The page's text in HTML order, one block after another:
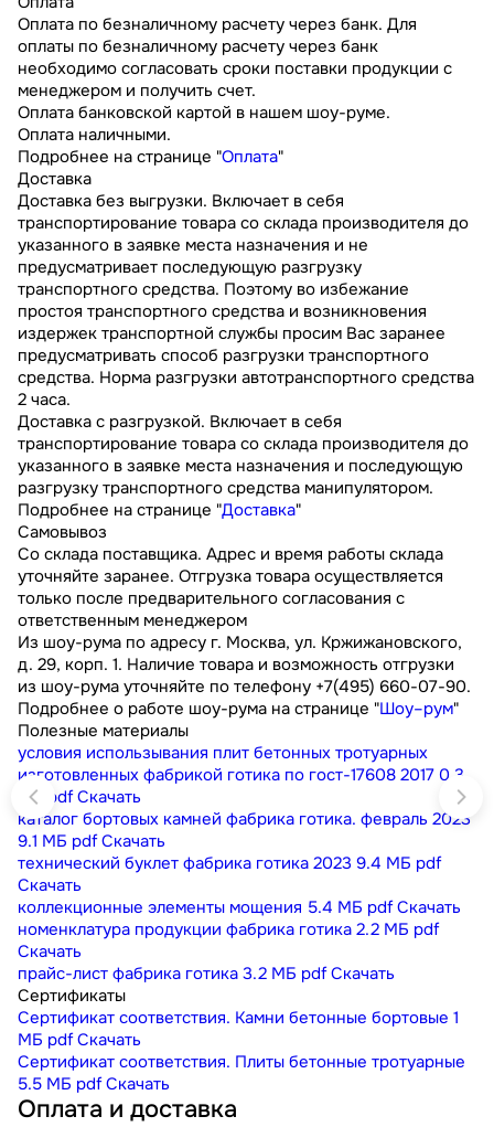
Оплата по безналичному расчету через банк. Для
оплаты по безналичному расчету через банк
необходимо согласовать сроки поставки продукции с
менеджером и получить счет.
Оплата банковской картой в нашем шоу-руме.
Оплата наличными.
Подробнее на странице "Оплата"
Доставка
Доставка без выгрузки. Включает в себя
транспортирование товара со склада производителя до
указанного в заявке места назначения и не
предусматривает последующую разгрузку
транспортного средства. Поэтому во избежание
простоя транспортного средства и возникновения
издержек транспортной службы просим Вас заранее
предусматривать способ разгрузки транспортного
средства. Норма разгрузки автотранспортного средства
2 часа.
Доставка с разгрузкой. Включает в себя
транспортирование товара со склада производителя до
указанного в заявке места назначения и последующую
разгрузку транспортного средства манипулятором.
Подробнее на странице "Доставка"
Самовывоз
Со склада поставщика. Адрес и время работы склада
уточняйте заранее. Отгрузка товара осуществляется
только после предварительного согласования с
ответственным менеджером
Из шоу-рума по адресу г. Москва, ул. Кржижановского,
д. 29, корп. 1. Наличие товара и возможность отгрузки
из шоу-рума уточняйте по телефону +7(495) 660-07-90.
Подробнее о работе шоу-рума на странице "Шоу–рум"
Полезные материалы
условия использывания плит бетонных тротуарных
изготовленных фабрикой готика по гост-17608 2017 0.3
МБ
pdf Скачать
каталог бортовых камней фабрика готика. февраль 2023
9.1 МБ pdf Скачать
технический буклет фабрика готика 2023 9.4 МБ pdf
Скачать
коллекционные элементы мощения 5.4 МБ pdf Скачать
номенклатура продукции фабрика готика 2.2 МБ pdf
Скачать
прайс-лист фабрика готика 3.2 МБ pdf Скачать
Сертификаты
Сертификат соответствия. Камни бетонные бортовые 1
МБ pdf Скачать
Сертификат соответствия. Плиты бетонные тротуарные
5.5 МБ pdf Скачать
Оплата и доставка